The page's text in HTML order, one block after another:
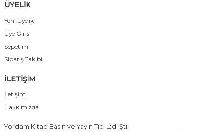
ÜYELİK
Yeni Üyelik
Üye Girişi
Sepetim
Sipariş Takibi
İLETİŞİM
İletişim
Hakkımızda
Yordam Kitap Basın ve Yayın Tic. Ltd. Şti.